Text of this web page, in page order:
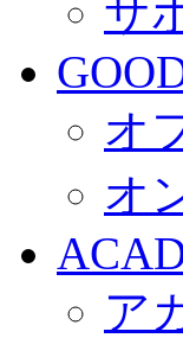
サ
オ
オ
ア